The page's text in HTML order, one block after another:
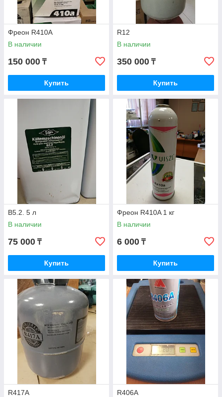
Фреон R410A
В наличии
150 000 ₸
Купить
R12
В наличии
350 000 ₸
Купить
B5.2. 5 л
В наличии
75 000 ₸
Купить
Фреон R410A 1 кг
В наличии
6 000 ₸
Купить
R417A
R406A